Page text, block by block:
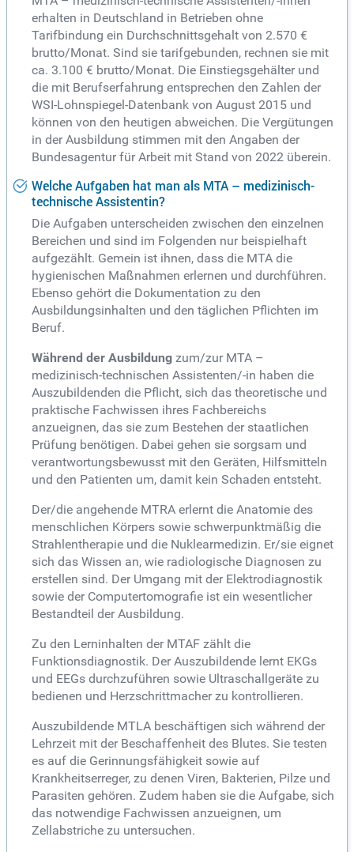
erhalten in Deutschland in Betrieben ohne
Tarifbindung ein Durchschnittsgehalt von 2.570 €
brutto/Monat. Sind sie tarifgebunden, rechnen sie mit
ca. 3.100 € brutto/Monat. Die Einstiegsgehälter und
die mit Berufserfahrung entsprechen den Zahlen der
WSI-Lohnspiegel-Datenbank von August 2015 und
können von den heutigen abweichen. Die Vergütungen
in der Ausbildung stimmen mit den Angaben der
Bundesagentur für Arbeit mit Stand von 2022 überein.
Welche Aufgaben hat man als MTA – medizinisch-
technische Assistentin?
Die Aufgaben unterscheiden zwischen den einzelnen
Bereichen und sind im Folgenden nur beispielhaft
aufgezählt. Gemein ist ihnen, dass die MTA die
hygienischen Maßnahmen erlernen und durchführen.
Ebenso gehört die Dokumentation zu den
Ausbildungsinhalten und den täglichen Pflichten im
Beruf.
Während der Ausbildung zum/zur MTA –
medizinisch-technischen Assistenten/-in haben die
Auszubildenden die Pflicht, sich das theoretische und
praktische Fachwissen ihres Fachbereichs
anzueignen, das sie zum Bestehen der staatlichen
Prüfung benötigen. Dabei gehen sie sorgsam und
verantwortungsbewusst mit den Geräten, Hilfsmitteln
und den Patienten um, damit kein Schaden entsteht.
Der/die angehende MTRA erlernt die Anatomie des
menschlichen Körpers sowie schwerpunktmäßig die
Strahlentherapie und die Nuklearmedizin. Er/sie eignet
sich das Wissen an, wie radiologische Diagnosen zu
erstellen sind. Der Umgang mit der Elektrodiagnostik
sowie der Computertomografie ist ein wesentlicher
Bestandteil der Ausbildung.
Zu den Lerninhalten der MTAF zählt die
Funktionsdiagnostik. Der Auszubildende lernt EKGs
und EEGs durchzuführen sowie Ultraschallgeräte zu
bedienen und Herzschrittmacher zu kontrollieren.
Auszubildende MTLA beschäftigen sich während der
Lehrzeit mit der Beschaffenheit des Blutes. Sie testen
es auf die Gerinnungsfähigkeit sowie auf
Krankheitserreger, zu denen Viren, Bakterien, Pilze und
Parasiten gehören. Zudem haben sie die Aufgabe, sich
das notwendige Fachwissen anzueignen, um
Zellabstriche zu untersuchen.